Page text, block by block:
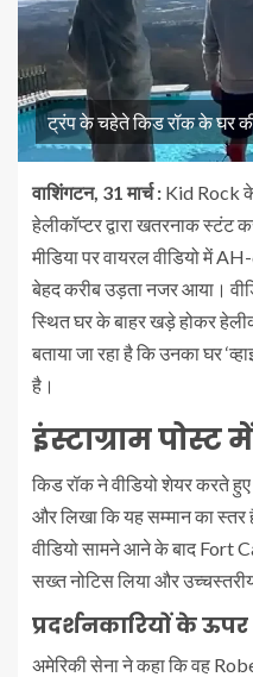
ट्रंप के चहेते किड रॉक के घर
वाशिंगटन, 31 मार्च : Kid Rock
हेलीकॉप्टर द्वारा खतरनाक
मीडिया पर वायरल वीडियो में
बेहद करीब उड़ता नजर आया।
स्थित घर के बाहर खड़े होकर
बताया जा रहा है कि उनका घर
है।
इंस्टाग्राम पोस्ट
किड रॉक ने वीडियो शेयर करते
और लिखा कि यह सम्मान का स्तर
वीडियो सामने आने के बाद Fort
सख्त नोटिस लिया और
प्रदर्शनकारियों के ऊपर
अमेरिकी सेना ने कहा कि वह